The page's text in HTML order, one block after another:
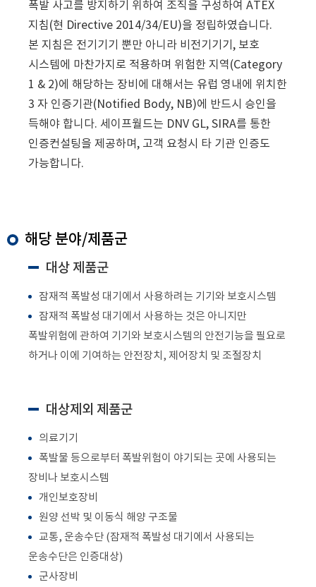
폭발 사고를 방지하기 위하여 조직을 구성하여 ATEX
지침(현 Directive 2014/34/EU)을 정립하였습니다.
본 지침은 전기기기 뿐만 아니라 비전기기기, 보호
시스템에 마찬가지로 적용하며 위험한 지역(Category
1 & 2)에 해당하는 장비에 대해서는 유럽 영내에 위치한
3 자 인증기관(Notified Body, NB)에 반드시 승인을
득해야 합니다. 세이프월드는 DNV GL, SIRA를 통한
인증컨설팅을 제공하며, 고객 요청시 타 기관 인증도
가능합니다.
해당 분야/제품군
대상 제품군
잠재적 폭발성 대기에서 사용하려는 기기와 보호시스템
잠재적 폭발성 대기에서 사용하는 것은 아니지만
폭발위험에 관하여 기기와 보호시스템의 안전기능을 필요로
하거나 이에 기여하는 안전장치, 제어장치 및 조절장치
대상제외 제품군
의료기기
폭발물 등으로부터 폭발위험이 야기되는 곳에 사용되는
장비나 보호시스템
개인보호장비
원양 선박 및 이동식 해양 구조물
교통, 운송수단 (잠재적 폭발성 대기에서 사용되는
운송수단은 인증대상)
군사장비